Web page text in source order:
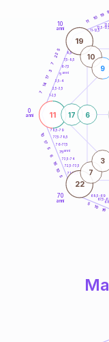
0
anni
10
anni
70
anni
1-2,5
2,5-3,5
3,5-4
6-7,5
7,5-8,5
8,5-9
11-12,5
12,5-13,5
67,5-
68,5-69
71-72,5
72,5-73,5
73,5-74
76-77,5
77,5-78,5
78,5-79
7
14
17
3
7
22
5
11
10
19
9
16
10
5
5
10
16
6
5
17
10
11
19
22
17 6
10
9
7
3
5anni
75anni